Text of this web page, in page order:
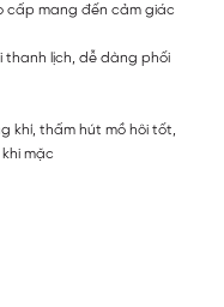
cấp mang đến cảm giác
thanh lịch, dễ dàng phối
khí, thấm hút mồ hôi tốt,
mặc